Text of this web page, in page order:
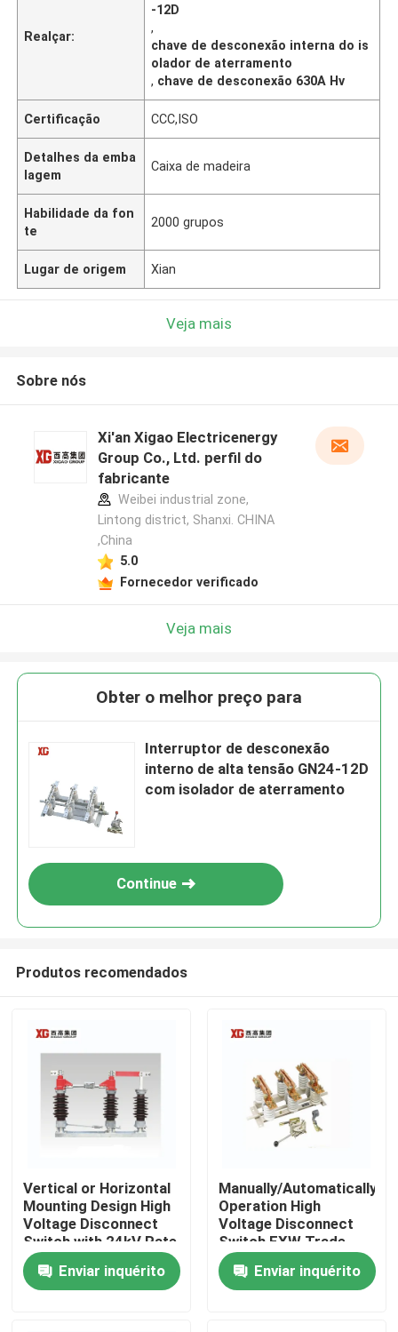
Casa
Produtos
Realçar:
-12D
,
chave de desconexão interna do is
olador de aterramento
, chave de desconexão 630A Hv
Certificação CCC,ISO
Detalhes da emba
lagem
Caixa de madeira
Habilidade da fon
te
2000 grupos
Lugar de origem Xian
Veja mais
Sobre nós
Xi'an Xigao Electricenergy
Group Co., Ltd. perfil do
fabricante
Weibei industrial zone,
Lintong district, Shanxi. CHINA
,China
5.0
Fornecedor verificado
Veja mais
Obter o melhor preço para
Interruptor de desconexão
interno de alta tensão GN24-12D
com isolador de aterramento
Continue
Produtos recomendados
Vertical or Horizontal
Mounting Design High
Voltage Disconnect
Switch with 24kV Rate
Voltage
Enviar inquérito
Manually/Automatically
Operation High
Voltage Disconnect
Switch EXW Trade
Terms Product
Enviar inquérito